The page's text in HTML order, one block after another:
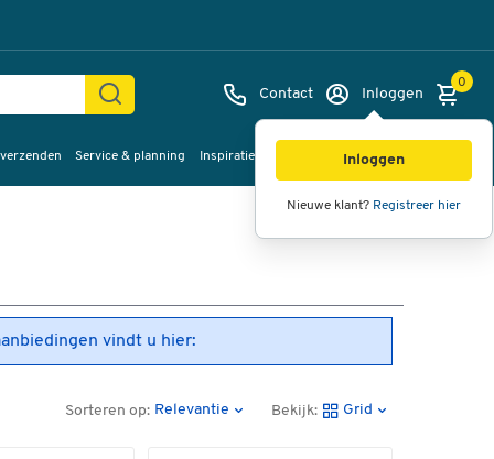
Contact Inloggen
Inloggen
Nieuwe klant? Registreer hier
0
Service & planning Inspiratie
vindt u hier:
Sorteren op: Relevantie Bekijk: Grid